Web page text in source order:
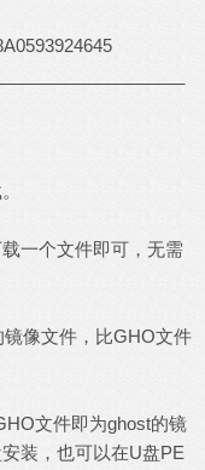
一个文件即可，无需
像文件，比GHO文件
文件即为ghost的镜
装，也可以在U盘PE